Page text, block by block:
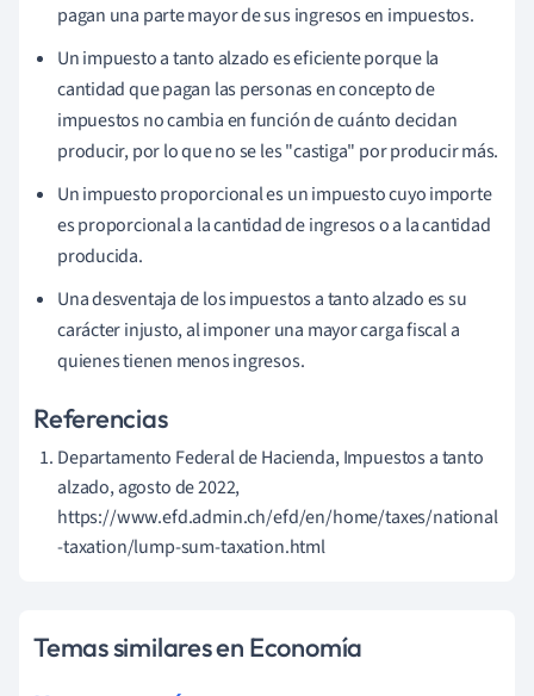
pagan una parte mayor de sus ingresos en impuestos.
Un impuesto a tanto alzado es eficiente porque la
cantidad que pagan las personas en concepto de
impuestos no cambia en función de cuánto decidan
producir, por lo que no se les "castiga" por producir más.
Un impuesto proporcional es un impuesto cuyo importe
es proporcional a la cantidad de ingresos o a la cantidad
producida.
Una desventaja de los impuestos a tanto alzado es su
carácter injusto, al imponer una mayor carga fiscal a
quienes tienen menos ingresos.
Referencias
Departamento Federal de Hacienda, Impuestos a tanto
alzado, agosto de 2022,
https://www.efd.admin.ch/efd/en/home/taxes/national
-taxation/lump-sum-taxation.html
Temas similares en Economía